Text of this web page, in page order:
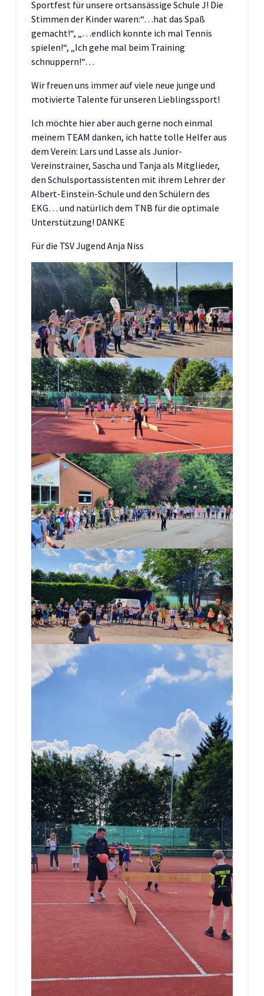
Sportfest für unsere ortsansässige Schule J! Die
Stimmen der Kinder waren:“…hat das Spaß
gemacht!“, „…endlich konnte ich mal Tennis
spielen!“, „Ich gehe mal beim Training
schnuppern!“…
Wir freuen uns immer auf viele neue junge und
motivierte Talente für unseren Lieblingssport!
Ich möchte hier aber auch gerne noch einmal
meinem TEAM danken, ich hatte tolle Helfer aus
dem Verein: Lars und Lasse als Junior-
Vereinstrainer, Sascha und Tanja als Mitglieder,
den Schulsportassistenten mit ihrem Lehrer der
Albert-Einstein-Schule und den Schülern des
EKG… und natürlich dem TNB für die optimale
Unterstützung! DANKE
Für die TSV Jugend Anja Niss